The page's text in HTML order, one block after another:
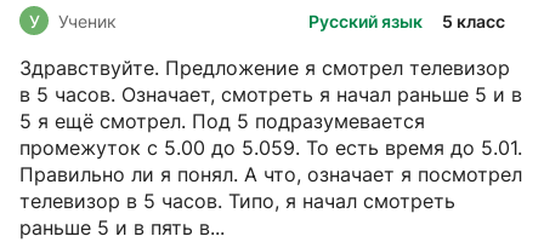
Русский язык 5 класс
У Ученик
Здравствуйте. Предложение я смотрел телевизор
в 5 часов. Означает, смотреть я начал раньше 5 и в
5 я ещё смотрел. Под 5 подразумевается
промежуток с 5.00 до 5.059. То есть время до 5.01.
Правильно ли я понял. А что, означает я посмотрел
телевизор в 5 часов. Типо, я начал смотреть
раньше 5 и в пять в...